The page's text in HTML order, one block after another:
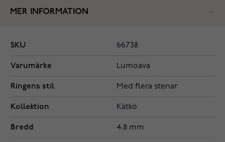
MER INFORMATION
SKU 66738
Varumärke Lumoava
Ringens stil Med flera stenar
Kollektion Kätkö
Bredd 4.8 mm